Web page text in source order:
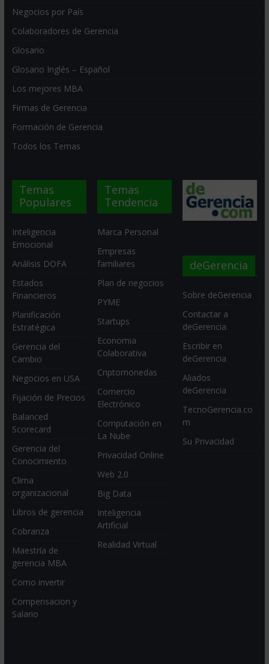
Negocios por País
Colaboradores de Gerencia
Glosario
Glosario Inglés – Español
Los mejores MBA
Firmas de Gerencia
Formación de Gerencia
Todos los Temas
Temas
Populares
Inteligencia
Emocional
Análisis DOFA
Estados
Financieros
Planificación
Estratégica
Gerencia del
Cambio
Negocios en USA
Fijación de Precios
Balanced
Scorecard
Gerencia del
Conocimiento
Clima
organizacional
Libros de gerencia
Cobranza
Maestría de
gerencia MBA
Como invertir
Compensacion y
Salario
Temas
Tendencia
Marca Personal
Empresas
familiares
Plan de negocios
PYME
Startups
Economia
Colaborativa
Criptomonedas
Comercio
Electrónico
Computación en
La Nube
Privacidad Online
Web 2.0
Big Data
Inteligencia
Artificial
Realidad Virtual
deGerencia
Sobre deGerencia
Contactar a
deGerencia
Escribir en
deGerencia
Aliados
deGerencia
TecnoGerencia.co
m
Su Privacidad